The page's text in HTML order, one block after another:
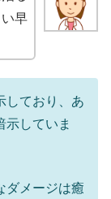
早
しており、あ
示していま
ダメージは癒